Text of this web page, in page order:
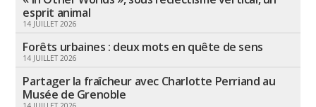
esprit animal
14 JUILLET 2026
Forêts urbaines : deux mots en quête de sens
14 JUILLET 2026
Partager la fraîcheur avec Charlotte Perriand au
Musée de Grenoble